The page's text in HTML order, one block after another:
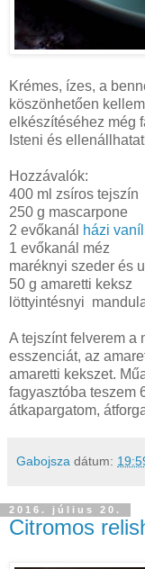
Krémes, ízes, a
köszönhetően
elkészítéséhez még
Isteni és
Hozzávalók:
400 ml zsíros tejszín
250 g mascarpone
2 evőkanál házi
1 evőkanál méz
maréknyi szeder és
50 g amaretti keksz
löttyintésnyi
A tejszínt felverem a
esszenciát, az
amaretti kekszet.
fagyasztóba teszem
átkapargatom,
Gabojsza dátum:
2016. július 20.
Citromos